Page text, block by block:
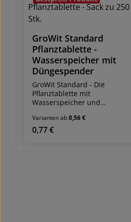
GroWit Standard
Pflanztablette -
Wasserspeicher mit
Düngespender
GroWit Standard - Die
Pflanztablette mit
Wasserspeicher und
Düngerspender
EC Declaration of conformity -
Varianten ab0,56 €
Regulärer Preis:
0,77 €